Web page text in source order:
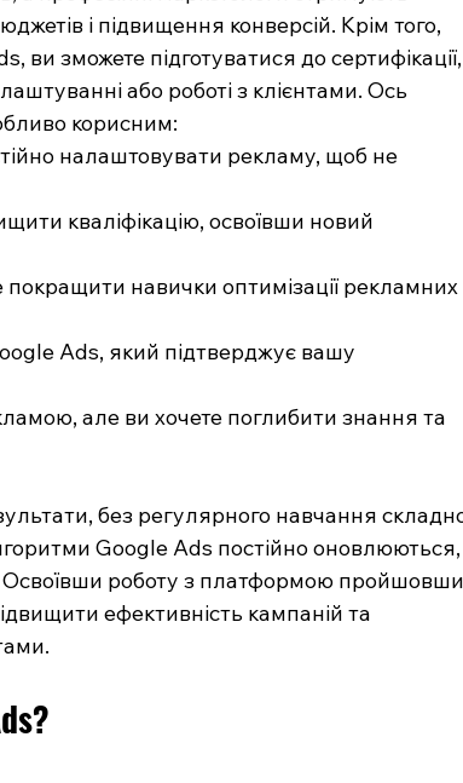
і підвищення конверсій. Крім того,
зможете підготуватися до
або роботі з клієнтами. Ось
корисним:
налаштовувати рекламу, щоб не
кваліфікацію, освоївши новий
покращити навички оптимізації рекламних
Ads, який підтверджує вашу
але ви хочете поглибити знання та
без регулярного навчання
Google Ads постійно
Освоївши роботу з платформою
ефективність кампаній та